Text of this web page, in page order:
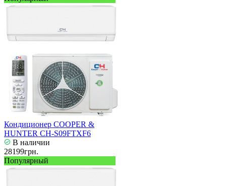
Кондиционер COOPER &
HUNTER CH-S09FTXF6
В наличии
28199грн.
Популярный